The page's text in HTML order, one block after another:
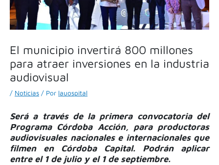
El municipio invertirá 800 millones
para atraer inversiones en la industria
audiovisual
/ Noticias / Por lauospital
Será a través de la primera convocatoria del
Programa Córdoba Acción, para productoras
audiovisuales nacionales e internacionales que
filmen en Córdoba Capital. Podrán aplicar
entre el 1 de julio y el 1 de septiembre.